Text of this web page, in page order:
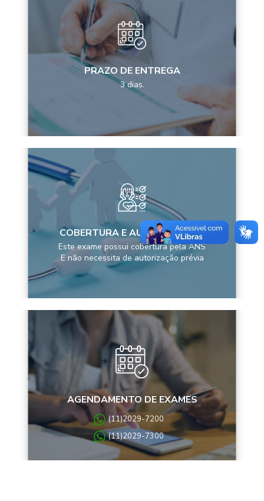
PRAZO DE ENTREGA
3 dias.
COBERTURA E AUTORIZAÇÕES
Este exame possui cobertura pela ANS
E não necessita de autorização prévia
AGENDAMENTO DE EXAMES
(11)2029-7200
(11)2029-7300